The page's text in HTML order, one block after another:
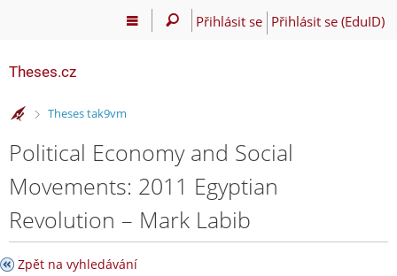
Přihlásit se Přihlásit se (EduID)
Theses.cz
>
Theses tak9vm
Political Economy and Social
Movements: 2011 Egyptian
Revolution – Mark Labib
Zpět na vyhledávání